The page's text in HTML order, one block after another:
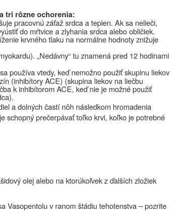
tri rôzne ochorenia:
pracovnú záťaž srdca a tepien. Ak sa nelieči,
do mŕtvice a zlyhania srdca alebo obličiek.
krvného tlaku na normálne hodnoty znižuje
„Nedávny“ tu znamená pred 12 hodinami
používa vtedy, keď nemožno použiť skupinu liekov
(inhibítory ACE) (skupina liekov na liečbu
k inhibítorom ACE, keď nie je možné použiť
a dolných častí nôh následkom hromadenia
schopný prečerpávať toľko krvi, koľko je potrebné
olej alebo na ktorúkoľvek z ďalších zložiek
Vasopentolu v ranom štádiu tehotenstva – pozrite